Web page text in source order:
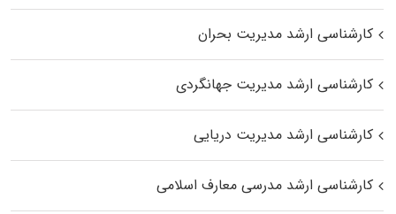
کارشناسی ارشد مدیریت بحران
کارشناسی ارشد مدیریت جهانگردی
کارشناسی ارشد مدیریت دریایی
کارشناسی ارشد مدرسی معارف اسلامی